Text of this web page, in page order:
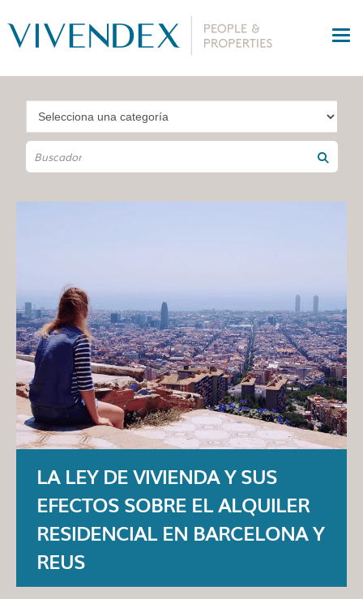
LA LEY DE VIVIENDA Y SUS
EFECTOS SOBRE EL ALQUILER
RESIDENCIAL EN BARCELONA Y
REUS